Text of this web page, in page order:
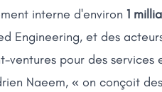
interne d'environ 1
Engineering, et des
ventures pour des services
Naeem, « on conçoit